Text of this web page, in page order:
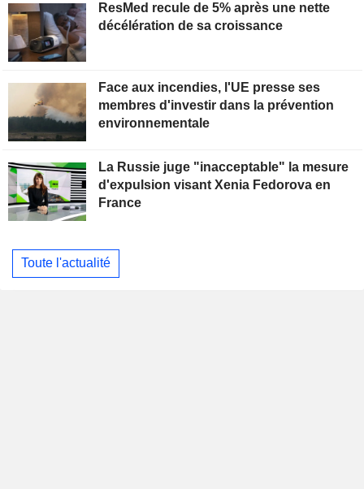
ResMed recule de 5% après une nette
décélération de sa croissance
Face aux incendies, l'UE presse ses
membres d'investir dans la prévention
environnementale
La Russie juge "inacceptable" la mesure
d'expulsion visant Xenia Fedorova en
France
Toute l'actualité